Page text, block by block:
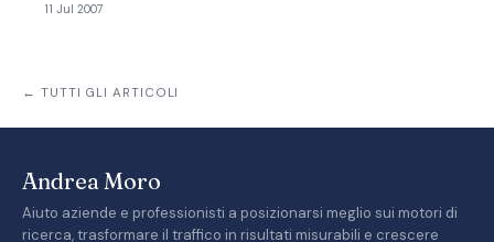
11 Jul 2007
← TUTTI GLI ARTICOLI
Andrea Moro
Aiuto aziende e professionisti a posizionarsi meglio sui motori di
ricerca, trasformare il traffico in risultati misurabili e crescere